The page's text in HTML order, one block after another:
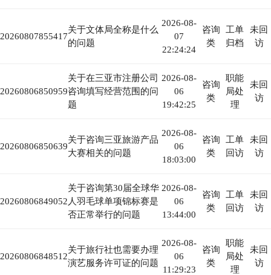
20260807855417
关于文体局全称是什么
的问题
2026-08-
07
22:24:24
咨询
类
工单
归档
未回
访
20260806850959
关于在三亚市注册公司
咨询填写经营范围的问
题
2026-08-
06
19:42:25
咨询
类
职能
局处
理
未回
访
20260806850639
关于咨询三亚旅游产品
大赛相关的问题
2026-08-
06
18:03:00
咨询
类
工单
回访
未回
访
20260806849052
关于咨询第30届全球华
人羽毛球单项锦标赛是
否正常举行的问题
2026-08-
06
13:44:00
咨询
类
工单
回访
未回
访
20260806848512
关于旅行社也需要办理
演艺服务许可证的问题
2026-08-
06
11:29:23
咨询
类
职能
局处
理
未回
访